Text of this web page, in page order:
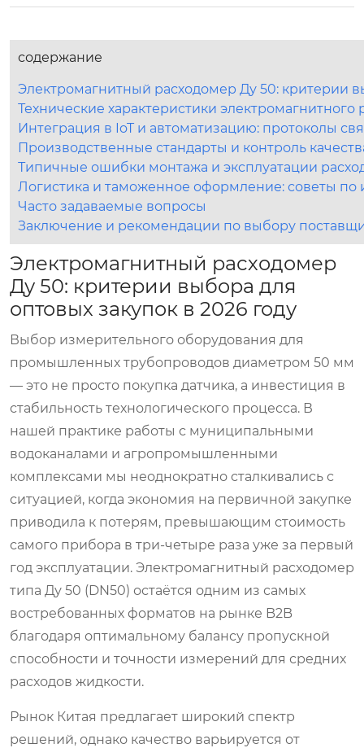
содержание
Электромагнитный расходомер Ду 50: критерии
Технические характеристики
Интеграция в IoT и автоматизацию: протоколы
Производственные стандарты и контроль
Типичные ошибки монтажа и эксплуатации
Логистика и таможенное оформление: советы по
Часто задаваемые вопросы
Заключение и рекомендации по выбору
Электромагнитный расходомер
Ду 50: критерии выбора для
оптовых закупок в 2026 году
Выбор измерительного оборудования для
промышленных трубопроводов диаметром 50 мм
— это не просто покупка датчика, а инвестиция в
стабильность технологического процесса. В
нашей практике работы с муниципальными
водоканалами и агропромышленными
комплексами мы неоднократно сталкивались с
ситуацией, когда экономия на первичной закупке
приводила к потерям, превышающим стоимость
самого прибора в три-четыре раза уже за первый
год эксплуатации. Электромагнитный расходомер
типа Ду 50 (DN50) остаётся одним из самых
востребованных форматов на рынке B2B
благодаря оптимальному балансу пропускной
способности и точности измерений для средних
расходов жидкости.
Рынок Китая предлагает широкий спектр
решений, однако качество варьируется от